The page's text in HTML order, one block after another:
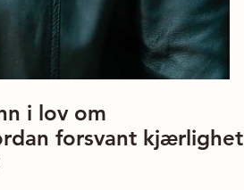
i lov om
forsvant kjærlighet